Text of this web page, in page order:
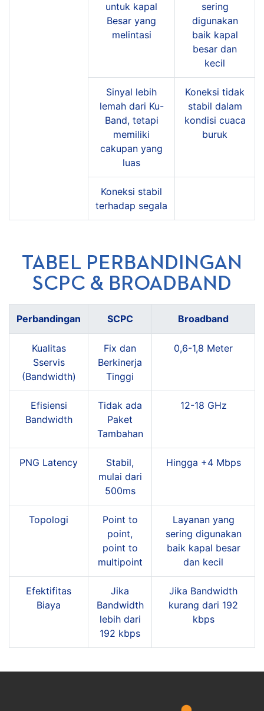
untuk kapal
Besar yang
melintasi
sering
digunakan
baik kapal
besar dan
kecil
Sinyal lebih
lemah dari Ku-
Band, tetapi
memiliki
cakupan yang
luas
Koneksi tidak
stabil dalam
kondisi cuaca
buruk
Koneksi stabil
terhadap segala
TABEL PERBANDINGAN
SCPC & BROADBAND
Perbandingan SCPC Broadband
Kualitas
Sservis
(Bandwidth)
Fix dan
Berkinerja
Tinggi
0,6-1,8 Meter
Efisiensi
Bandwidth
Tidak ada
Paket
Tambahan
12-18 GHz
PNG Latency
Stabil,
mulai dari
500ms
Hingga +4 Mbps
Topologi
Point to
point,
point to
multipoint
Layanan yang
sering digunakan
baik kapal besar
dan kecil
Efektifitas
Biaya
Jika
Bandwidth
lebih dari
192 kbps
Jika Bandwidth
kurang dari 192
kbps